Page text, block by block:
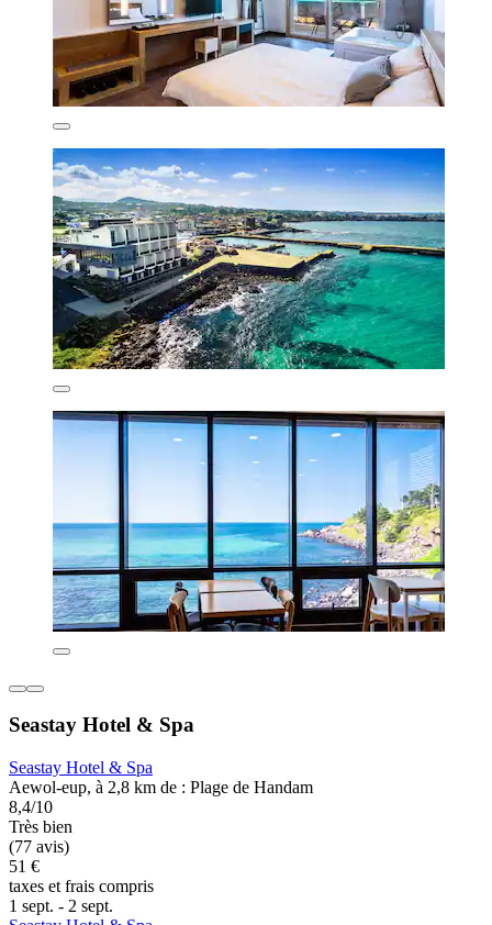
Seastay Hotel & Spa
Seastay Hotel & Spa
Aewol-eup, à 2,8 km de : Plage de Handam
8,4/10
Très bien
(77 avis)
51 €
taxes et frais compris
1 sept. - 2 sept.